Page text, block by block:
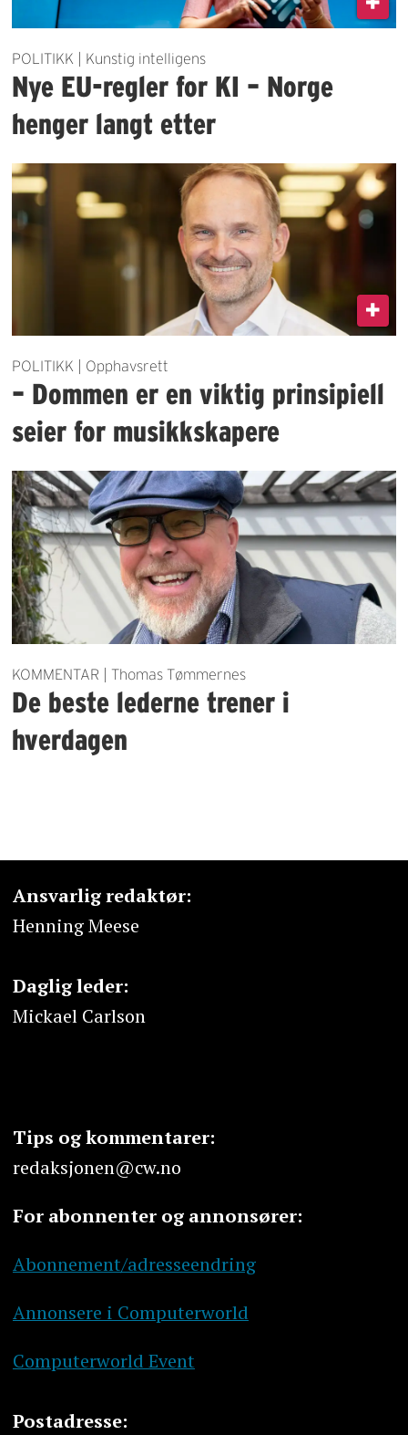
POLITIKK | Kunstig intelligens
Nye EU-regler for KI – Norge
henger langt etter
POLITIKK | Opphavsrett
– Dommen er en viktig prinsipiell
seier for musikkskapere
KOMMENTAR | Thomas Tømmernes
De beste lederne trener i
hverdagen
Ansvarlig redaktør:
Henning Meese
Daglig leder:
Mickael Carlson
Tips og kommentarer:
redaksjonen@cw.no
For abonnenter og annonsører:
Abonnement/adresseendring
Annonsere i Computerworld
Computerworld Event
Postadresse: